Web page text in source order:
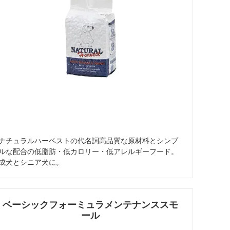
チュラルハーベストの代名詞高品質な原材料とシンプ
ルな配合の低脂肪・低カロリー・低アレルギーフード。
犬とシニア犬に。
ベーシックフォーミュラメンテナンススモ
ール